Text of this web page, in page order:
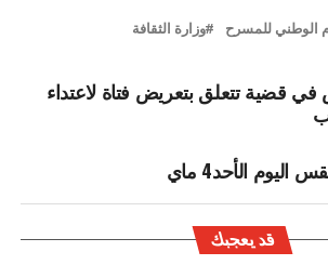
الوطني للمسرح وزارة الثقافة
قضية تتعلق بتعريض فتاة لاعتداء
الأحد4 ماي
قد يعجبك